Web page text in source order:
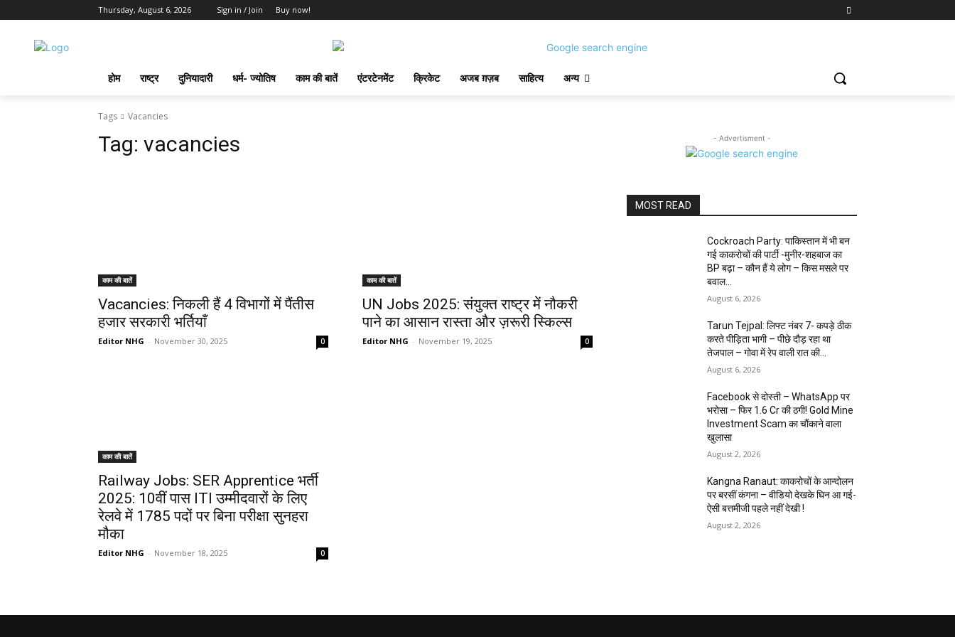
Thursday, August 6, 2026 Sign in / Join Buy now!
होम राष्ट्र दुनियादारी धर्म- ज्योतिष काम की बातें एंटरटेनमेंट क्रिकेट अजब ग़ज़ब साहित्य अन्य
Tags Vacancies
Tag: vacancies
काम की बातें
Vacancies: निकली हैं 4 विभागों में पैंतीस
हजार सरकारी भर्तियाँ
Editor NHG - November 30, 2025 0
काम की बातें
UN Jobs 2025: संयुक्त राष्ट्र में नौकरी
पाने का आसान रास्ता और ज़रूरी स्किल्स
Editor NHG - November 19, 2025 0
काम की बातें
Railway Jobs: SER Apprentice भर्ती
2025: 10वीं पास ITI उम्मीदवारों के लिए
रेलवे में 1785 पदों पर बिना परीक्षा सुनहरा
मौका
Editor NHG - November 18, 2025 0
- Advertisment -
MOST READ
Cockroach Party: पाकिस्तान में भी बन
गई काकरोचों की पार्टी -मुनीर-शहबाज का
BP बढ़ा – कौन हैं ये लोग – किस मसले पर
बवाल...
August 6, 2026
Tarun Tejpal: लिफ्ट नंबर 7- कपड़े ठीक
करते पीड़िता भागी – पीछे दौड़ रहा था
तेजपाल – गोवा में रेप वाली रात की...
August 6, 2026
Facebook से दोस्ती – WhatsApp पर
भरोसा – फिर 1.6 Cr की ठगी! Gold Mine
Investment Scam का चौंकाने वाला
खुलासा
August 2, 2026
Kangna Ranaut: काकरोचों के आन्दोलन
पर बरसीं कंगना – वीडियो देखके घिन आ गई-
ऐसी बत्तमीजी पहले नहीं देखी !
August 2, 2026